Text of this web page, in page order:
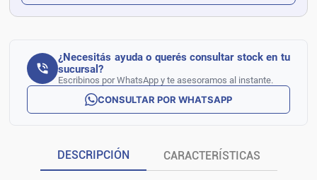
¿Necesitás ayuda o querés consultar stock en tu
sucursal?
Escribinos por WhatsApp y te asesoramos al instante.
CONSULTAR POR WHATSAPP
DESCRIPCIÓN CARACTERÍSTICAS